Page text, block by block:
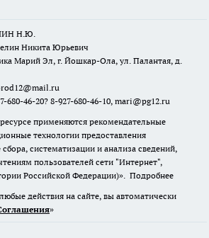
Н.Ю.
Никита Юрьевич
Марий Эл, г. Йошкар-Ола, ул. Палантая, д.
680-46-20? 8-927-680-46-10, mari@pg12.ru
применяются рекомендательные
технологии предоставления
систематизации и анализа сведений,
пользователей сети "Интернет",
Российской Федерации)». Подробнее
действия на сайте, вы автоматически
»